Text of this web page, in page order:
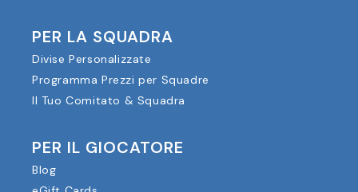
PER LA SQUADRA
Divise Personalizzate
Programma Prezzi per Squadre
Il Tuo Comitato & Squadra
PER IL GIOCATORE
Blog